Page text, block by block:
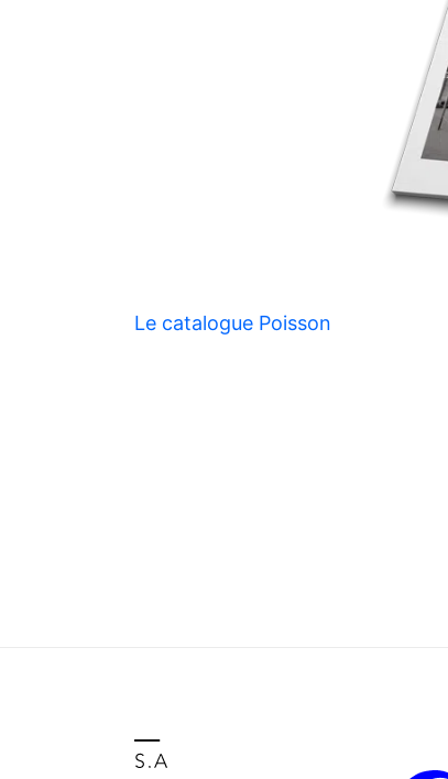
Le catalogue Poisson